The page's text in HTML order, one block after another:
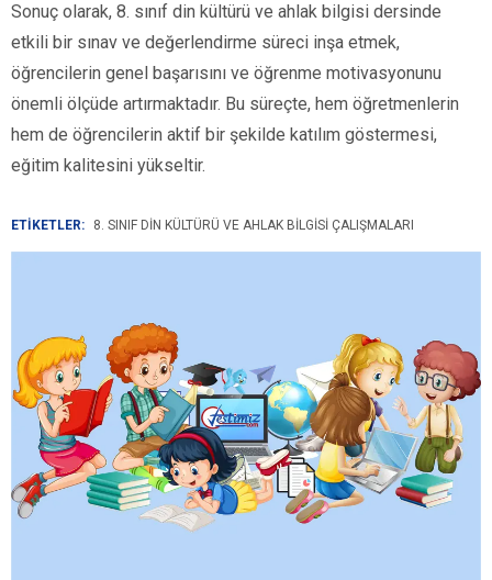
Sonuç olarak, 8. sınıf din kültürü ve ahlak bilgisi dersinde
etkili bir sınav ve değerlendirme süreci inşa etmek,
öğrencilerin genel başarısını ve öğrenme motivasyonunu
önemli ölçüde artırmaktadır. Bu süreçte, hem öğretmenlerin
hem de öğrencilerin aktif bir şekilde katılım göstermesi,
eğitim kalitesini yükseltir.
ETİKETLER: 8. SINIF DIN KÜLTÜRÜ VE AHLAK BILGISI ÇALIŞMALARI